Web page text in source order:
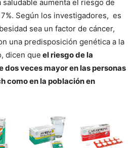
aumenta el riesgo de
Según los investigadores, es
sea un factor de cáncer,
una predisposición genética a la
dicen que el riesgo de la
dos veces mayor en las personas
como en la población en